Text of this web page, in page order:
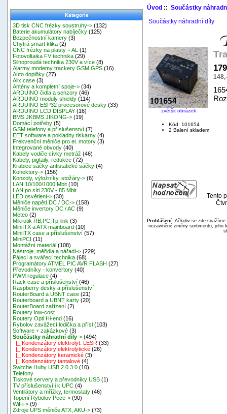
Kategorie
3D tisk CNC frézky soustruhy-> (132)
Baterie akumulátory nabíječky (125)
Bezpečnostní kamery (3)
Chytrá smart klika (2)
CNC frézky na plasty + AL
(1)
Fotovoltaika FV technika (29)
Silnoproudá technika 230V a více (8)
Alarmy modemy trackery GSM GPS (16)
Auto doplňky (27)
Alix case (3)
Antény a kompletní spoje-> (34)
ARDUINO čidla a senzory (46)
ARDUINO moduly shieldy (114)
ARDUINO ESP32 procesorové desky (33)
ARDUINO LCD DISPLAY (16)
BMS JKBMS JIKONG-> (19)
Domácí potřeby (5)
GSM telefony a příslušenství (7)
EET software a pokladny tiskárny (4)
Frekvenční měniče pro el. motory (3)
Integrované obvody (40)
Kabely vodiče cívky metráž (46)
Kabely, pigtaily, redukce (72)
Krabice sáčky antistatické sáčky (4)
Konektory-> (156)
Konzoly, výložníky, stožáry-> (6)
LAN 10/100/1000 Mbit (10)
LAN po síti 230V - 85 Mbit
LED osvětlení-> (30)
Měniče napětí DC / DC-> (158)
Měniče invertory DC / AC (9)
Meteo (2)
Mikrotik RB,PC,Tp-link (3)
MiniITX a ATX mainboard (10)
MiniITX case a příslušenství (57)
MiniPCI (11)
Montážní materiál (108)
Nástroje, měřidla a nářadí-> (229)
Pájecí a svářecí technika (68)
Programátory ATMEL PIC AVR FLASH (27)
Převodníky - konvertory (40)
PWM regulace (4)
Rack case a příslušenství (46)
Raspberry desky a příslušenství
RouterBoard a UBNT case (21)
Routerboard a UBNT karty (20)
RouterBoard zařízení (2)
Routery low-cost
Routery Opti Hi-end (16)
Rybolov zavážecí lodička a přísl (103)
Software + zakázkové (3)
Součástky náhradní díly-> (494)
|_ Kondenzátory elektrolyt. LESR (33)
|_ Kondenzátory elektrolytické (26)
|_ Kondenzátory keramické (3)
|_ Kondenzátory tantalové (4)
Switche Huby USB 2.0 3.0 (10)
Telefony
Tiskové servery a převodníky USB (1)
TV příslušenství i k UPC (4)
Ventilátory a mřížky, termostaty (46)
Topení Rybolov Pece-> (90)
WiFi-> (9)
Zdroje UPS měniče ATX, AKU-> (73)
Úvod:: Součástky
Součástky náhradní díly
zvětšit obrázek
Kód: 101654
2 Balení skladem
Tento
Prohlášení:Ačkoliv se zde snažíme
nezaviněné změny sortimentu, jeho